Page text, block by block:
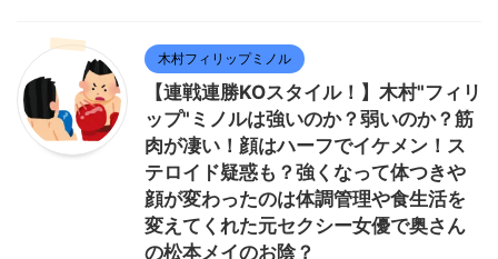
木村フィリップミノル
【連戦連勝KOスタイル！】木村"フィリ
ップ"ミノルは強いのか？弱いのか？筋
肉が凄い！顔はハーフでイケメン！ス
テロイド疑惑も？強くなって体つきや
顔が変わったのは体調管理や食生活を
変えてくれた元セクシー女優で奥さん
の松本メイのお陰？